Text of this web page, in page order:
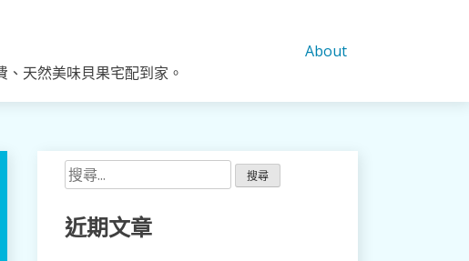
天然美味貝果宅配到家。
About
搜
尋
關
鍵
近期文章